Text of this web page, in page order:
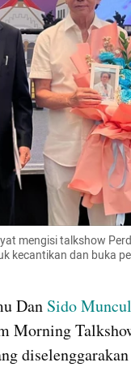
mengisi talkshow
kecantikan dan buka
Dan Sido Muncul
Morning